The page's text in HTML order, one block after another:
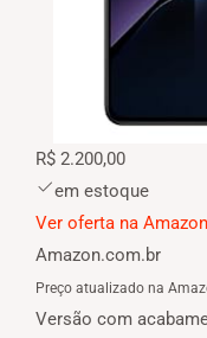
R$ 2.200,00
em estoque
Ver oferta na Amazon
Amazon.com.br
Preço atualizado na
Versão com